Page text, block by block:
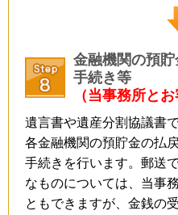
金融機関の預
手続き等
（当事務所と
遺言書や遺産分割協議書
各金融機関の預貯金の払
手続きを行います。郵送
なものについては、当事
ともできますが、金銭の